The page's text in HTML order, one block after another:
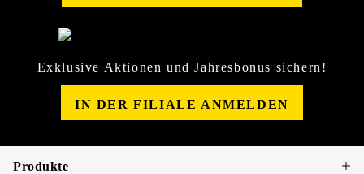
Exklusive Aktionen und Jahresbonus sichern!
IN DER FILIALE ANMELDEN
Produkte